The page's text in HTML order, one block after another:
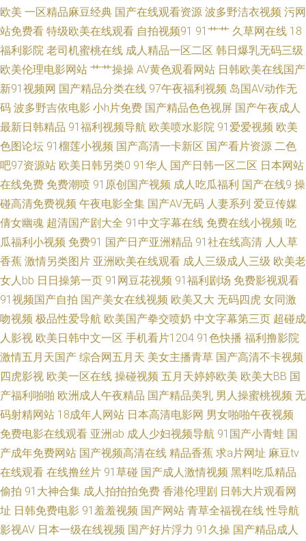
mv天美 日韩精品A片 伊人av在线 午夜成人精品福利 国产探花片 一区欧美操
色播 国产精品一二三在线 精品国产综合夜夜海 天天操欧美 后入高跟国产自
拍 国产黄色性大片网站 久草福利在线观看 大香蕉母伦理 91社视频网 极品美
女内射91 第一福利社区导航视频 精品天堂91 精品久久aⅰ 国产精品黄色二级
成人在线a 青娱乐先锋影音 欧美国产国产激情 欧美h网 男人av先锋资源网 伦
理91探店在线观看 探花在线观看 日韩国产在线精品 AV福利在线导航 91视频
精品网站 91软件男女涩涩噗噗噗噗 91免费在线观看网址 91成人黄色电影大
全 91视频黑丝 AY视频资源在线 91在线网址观看 91制作室白乳 91亚洲资源
站 91大师 91n免费 丝袜熟女伪娘 欧美专区第一页 91白浆 成人五区 国产92
在线 草莓视频在线免费观看 国产ts在线视频 成人岛国搬运工 久草成仁视频
色妞干网免费视频网站 青青草原在线伊人 91爱爱官方网 91国产福利在线视
频 91福利社区 91av丝袜喷水 亚洲av先锋资源 日韩无码中文福利 日韩2p 五
月六月婷婷福利 91狼友在线播放 福利二区视频 91妻人人爽人人看片 四虎肏
屄网 91伊人 爱福利91微拍 国产精品自拍中文 黄色仓库成人 国产精品成 日
欧美 一区精品麻豆经典 国产在线观看资源 波多野洁衣视频 污网
站免费看 特级欧美在线观看 自拍视频91 91艹艹 久草网在线 18
福利影院 老司机蜜桃在线 成人精品一区二区 韩日爆乳无码三级
欧美伦理电影网站 艹艹操操 AV黄色观看网站 日韩欧美在线国产
新91视频网 国产精品分类在线 97午夜福利视频 岛国AV动作无
码 波多野吉依电影 小h片免费 国产精品色色视屏 国产午夜成人
最新日韩精品 91福利视频导航 欧美喷水影院 91爱爱视频 欧美
色图论坛 91榴莲小视频 国产高清一卡新区 国产看片资源 二色
吧97资源站 欧美日韩另类0 91华人 国产日韩一区二区 日本网站
在线免费 免费潮喷 91原创国产视频 成人吃瓜福利 国产在线9 操
碰高清免费视频 午夜电影全集 国产AV无码 人妻系列 爱豆传媒
倩女幽魂 超清国产剧大全 91中文字幕在线 免费在线小视频 吃
瓜福利小视频 免费91 国产日产亚洲精品 91社在线高清 人人草
香蕉 激情另类图片 亚洲欧美在线观看 成人三级成人三级 欧美老
女人bb 日日操第一页 91网豆花视频 91福利剧场 免费影视观看
91视频国产自拍 国产美女在线视频 欧美又大 无码四虎 女同激
吻视频 极品性爱导航 欧美国产拳交喷奶 中文字幕第三页 超碰成
人影视 欧美日韩中文一区 手机看片1204 91色快播 福利撸影院
激情五月天国产 综合网五月天 美女主播青草 国产高清不卡视频
四虎影视 欧美一区在线 操碰视频 五月天婷婷欧美 欧美大BB 国
产福利啪啪 欧洲成人午夜精品 国产精品美乳 男人操蜜桃视频 无
码射精网站 18成年人网站 日本高清电影网 男女啪啪午夜视频
免费电影在线观看 亚洲ab 成人少妇视频导航 91国产小青蛙 国
产成年免费网站 国产视频高清在线 精品香蕉 求a片网址 麻豆tv
在线观看 在线撸丝片 91草碰 国产成人激情视频 黑料吃瓜精品
偷拍 91大神合集 成人拍拍拍免费 香港伦理剧 日韩大片观看网
址 日韩免费电影 91羞羞视频 国产网站 青草全福视在线 性导航
影视AV 日本一级在线视频 国产好片浮力 91久操 国产精品成人